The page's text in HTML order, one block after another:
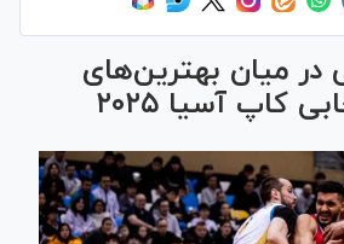
در میان بهترین‌های
کاپ آسیا ۲۰۲۵